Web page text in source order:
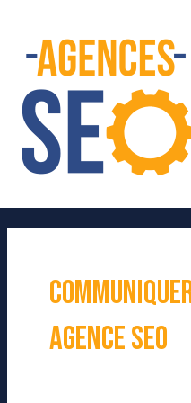
contenu
agence SEO